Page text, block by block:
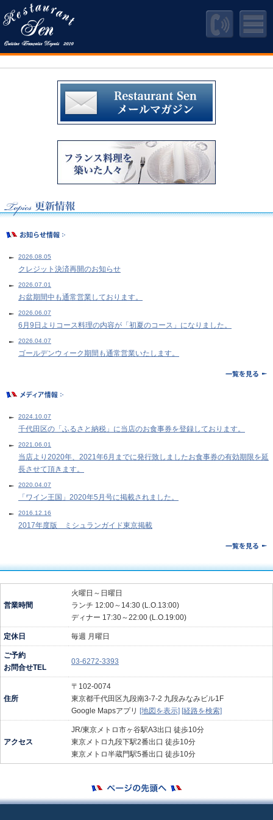
2026.08.05
クレジット決済再開のお知らせ
2026.07.01
お盆期間中も通常営業しております。
2026.06.07
6月9日よりコース料理の内容が「初夏のコース」になりました。
2026.04.07
ゴールデンウィーク期間も通常営業いたします。
2024.10.07
千代田区の「ふるさと納税」に当店のお食事券を登録しております。
2021.06.01
当店より2020年、2021年6月までに発行致しましたお食事券の有効期限を延
長させて頂きます。
2020.04.07
「ワイン王国」2020年5月号に掲載されました。
2016.12.16
2017年度版 ミシュランガイド東京掲載
営業時間
火曜日～日曜日
ランチ 12:00～14:30 (L.O.13:00)
ディナー 17:30～22:00 (L.O.19:00)
定休日 毎週 月曜日
ご予約
お問合せTEL
03-6272-3393
住所
〒102-0074
東京都千代田区九段南3-7-2 九段みなみビル1F
Google Mapsアプリ [地図を表示] [経路を検索]
アクセス
JR/東京メトロ市ヶ谷駅A3出口 徒歩10分
東京メトロ九段下駅2番出口 徒歩10分
東京メトロ半蔵門駅5番出口 徒歩10分